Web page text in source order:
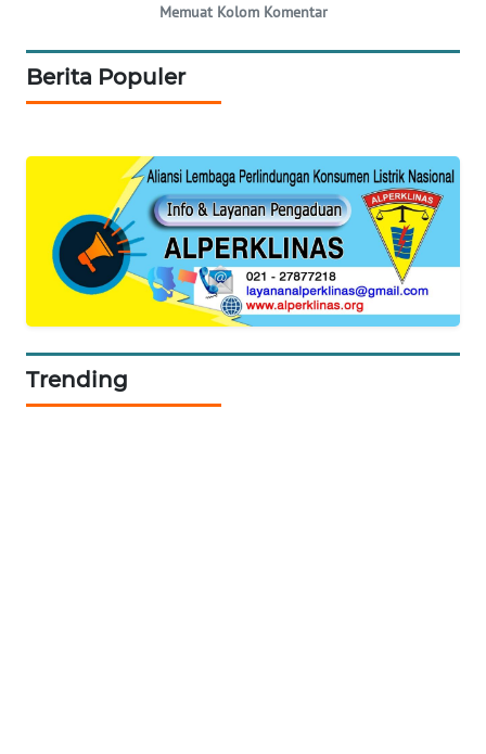
Memuat Kolom Komentar
Berita Populer
Trending
BERKAT
ANUGERAH
NEWS
AKHLAK
ID
PERAPKI